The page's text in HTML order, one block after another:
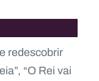
redescobrir
“O Rei vai